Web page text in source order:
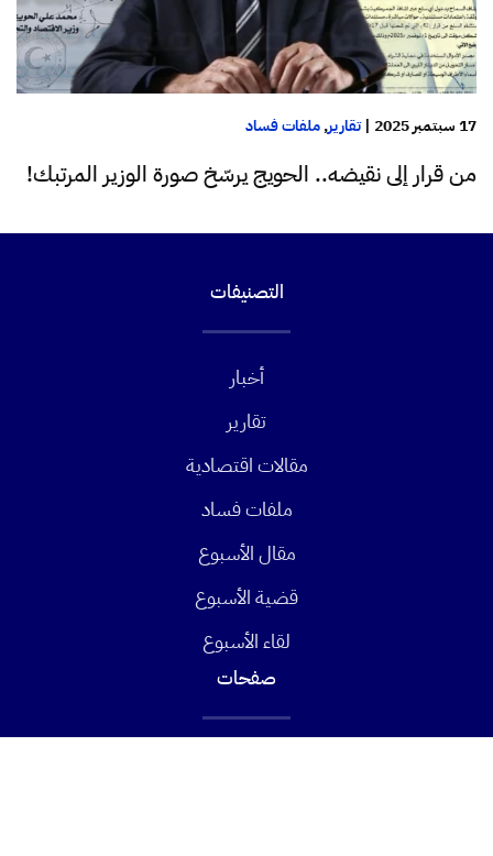
17 سبتمبر 2025 |تقارير,ملفات فساد
من قرار إلى نقيضه.. الحويج يرسّخ صورة الوزير المرتبك!
التصنيفات
أخبار
تقارير
مقالات اقتصادية
ملفات فساد
مقال الأسبوع
قضية الأسبوع
لقاء الأسبوع
صفحات